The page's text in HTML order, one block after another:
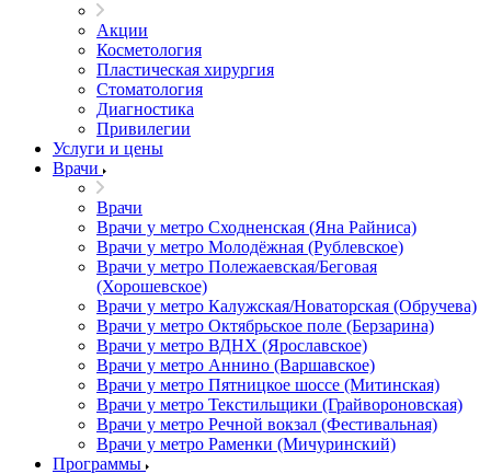
Акции
Косметология
Пластическая хирургия
Стоматология
Диагностика
Привилегии
Услуги и цены
Врачи
Врачи
Врачи у метро Сходненская (Яна Райниса)
Врачи у метро Молодёжная (Рублевское)
Врачи у метро Полежаевская/Беговая
(Хорошевское)
Врачи у метро Калужская/Новаторская (Обручева)
Врачи у метро Октябрьское поле (Берзарина)
Врачи у метро ВДНХ (Ярославское)
Врачи у метро Аннино (Варшавское)
Врачи у метро Пятницкое шоссе (Митинская)
Врачи у метро Текстильщики (Грайвороновская)
Врачи у метро Речной вокзал (Фестивальная)
Врачи у метро Раменки (Мичуринский)
Программы